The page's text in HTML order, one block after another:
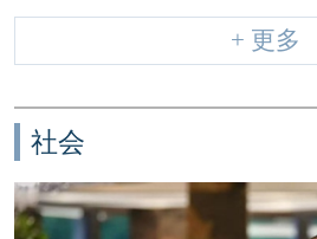
+ 更多
社会